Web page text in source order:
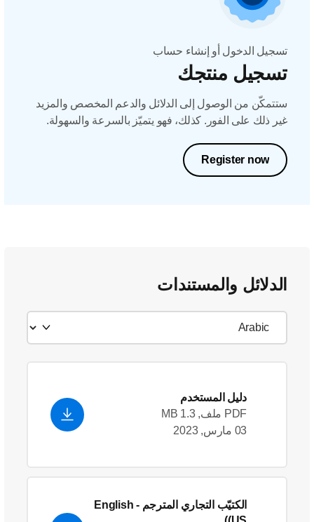
تسجيل الدخول أو إنشاء حساب
تسجيل منتجك
ستتمكّن من الوصول إلى الدلائل والدعم المخصص والمزيد
غير ذلك على الفور. كذلك، فهو يتميّز بالسرعة والسهولة.
Register now
الدلائل والمستندات
دليل المستخدم
PDF ملف, 1.3 MB
03 مارس, 2023
الكتيّب التجاري المترجم
- English